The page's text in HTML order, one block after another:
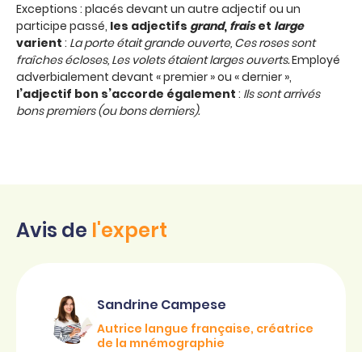
Exceptions : placés devant un autre adjectif ou un
participe passé, les adjectifs grand, fraiset large
varient : La porte était grande ouverte, Ces roses sont
fraîches écloses, Les volets étaient larges ouverts.Employé
adverbialement devant « premier » ou « dernier »,
l’adjectif bon s’accorde également : Ils sont arrivés
bons premiers (ou bons derniers).
Avis de l'expert
Sandrine Campese
Autrice langue française, créatrice
de la mnémographie